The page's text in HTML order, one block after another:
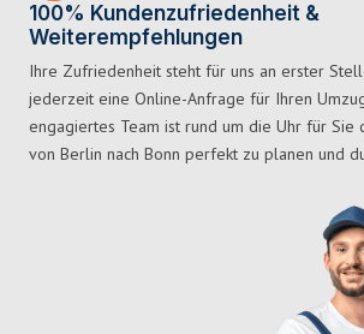
100% Kundenzufriedenheit &
Weiterempfehlungen
Ihre Zufriedenheit steht für uns an erster
jederzeit eine Online-Anfrage für Ihren
engagiertes Team ist rund um die Uhr für Sie
von Berlin nach Bonn perfekt zu planen und